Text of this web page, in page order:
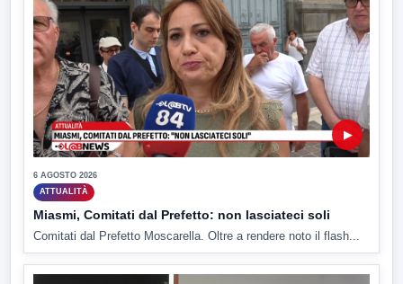
▶
6 AGOSTO 2026
ATTUALITÀ
Miasmi, Comitati dal Prefetto: non lasciateci soli
Comitati dal Prefetto Moscarella. Oltre a rendere noto il flash...